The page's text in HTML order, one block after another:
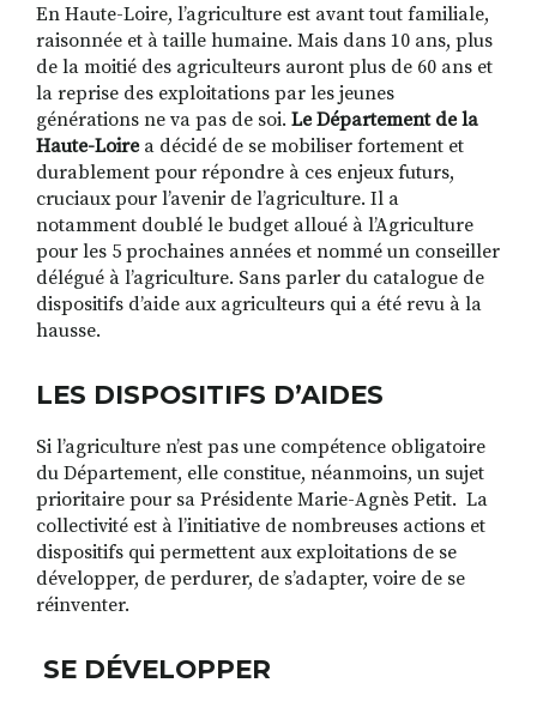
En Haute-Loire, l’agriculture est avant tout familiale,
raisonnée et à taille humaine. Mais dans 10 ans, plus
de la moitié des agriculteurs auront plus de 60 ans et
la reprise des exploitations par les jeunes
générations ne va pas de soi. Le Département de la
Haute-Loirea décidé de se mobiliser fortement et
durablement pour répondre à ces enjeux futurs,
cruciaux pour l’avenir de l’agriculture. Il a
notamment doublé le budget alloué à l’Agriculture
pour les 5 prochaines années et nommé un conseiller
délégué à l’agriculture. Sans parler du catalogue de
dispositifs d’aide aux agriculteurs qui a été revu à la
hausse.
LES DISPOSITIFS D’AIDES
Si l’agriculture n’est pas une compétence obligatoire
du Département, elle constitue, néanmoins, un sujet
prioritaire pour sa Présidente Marie-Agnès Petit. La
collectivité est à l’initiative de nombreuses actions et
dispositifs qui permettent aux exploitations de se
développer, de perdurer, de s’adapter, voire de se
réinventer.
SE DÉVELOPPER